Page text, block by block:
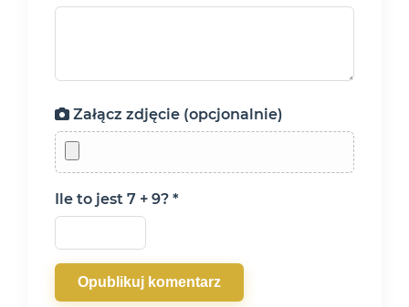
Załącz zdjęcie (opcjonalnie)
Ile to jest 7 + 9? *
Opublikuj komentarz